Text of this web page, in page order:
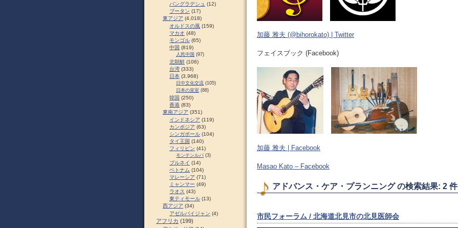
加藤 雅夫 (@bihorokato) | Twitter
フェイスブック (Facebook)
加藤 雅夫 | Facebook
Masao Kato – Facebook
アドバンス・ケア・プランニング の検索結果: 2 件
市民フォーラム / 北海道北見市の北見医師会
バングラデシュ (12)
ブータン (17)
東アジア (4,018)
オルドスの風 (159)
マカオ (48)
モンゴル (65)
中国 (819)
人民中国 (97)
北朝鮮 (106)
台湾 (333)
日本 (3,968)
日中文化交流 (105)
日本の皇室 (88)
韓国 (250)
香港 (83)
東南アジア (351)
インドネシア (119)
カンボジア (63)
シンガポール (104)
タイ王国 (140)
フィリピン (41)
モンテンルパ (3)
ブルネイ (14)
ベトナム (104)
マレーシア (71)
ミャンマー (49)
ラオス (43)
東ティモール (13)
西アジア (34)
アゼルバイジャン (4)
アフリカ (199)